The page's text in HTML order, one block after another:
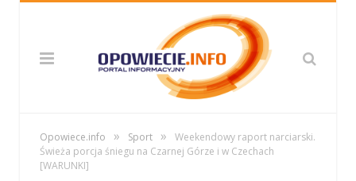
Opowiece.info » Sport »
Weekendowy raport narciarski.
Świeża porcja śniegu na Czarnej Górze i w Czechach
[WARUNKI]